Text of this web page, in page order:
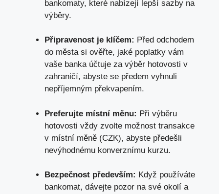
bankomaty, které nabízejí lepší sazby na
výběry.
Připravenost je klíčem: Před odchodem
do města si ověřte, jaké poplatky vám
vaše banka účtuje za výběr hotovosti v
zahraničí, abyste se předem vyhnuli
nepříjemným překvapením.
Preferujte místní měnu: Při výběru
hotovosti vždy zvolte možnost transakce
v místní měně (CZK), abyste předešli
nevýhodnému konverznímu kurzu.
Bezpečnost především: Když používáte
bankomat, dávejte pozor na své okolí a